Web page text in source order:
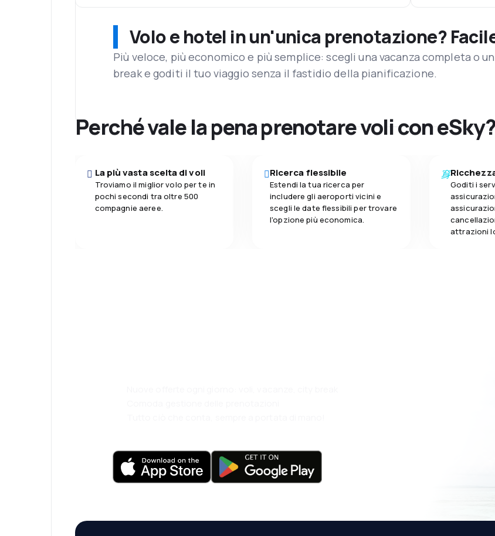
Volo e hotel in un'unica prenotazione?
Più veloce, più economico e più semplice: scegli una vacanza completa o
break e goditi il tuo viaggio senza il fastidio della pianificazione.
Perché vale la pena prenotare voli con
La più vasta scelta di voli
Troviamo il miglior volo per te in
pochi secondi tra oltre 500
compagnie aeree.
Ricerca flessibile
Estendi la tua ricerca per
includere gli aeroporti vicini e
scegli le date flessibili per trovare
l'opzione più economica.
Goditi i
attrazioni